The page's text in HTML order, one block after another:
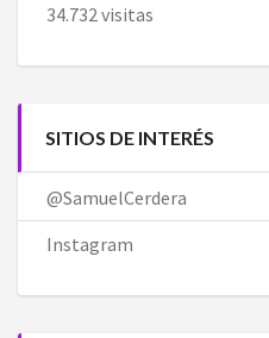
34.732 visitas
SITIOS DE INTERÉS
@SamuelCerdera
Instagram